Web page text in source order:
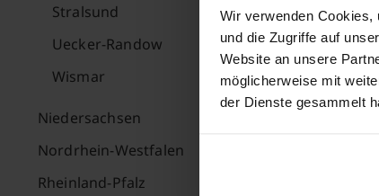
Wir verwenden Cookies,
und die Zugriffe auf
Website an unsere
möglicherweise mit
der Dienste gesammelt
Stralsund
Uecker-Randow
Wismar
Niedersachsen
Nordrhein-Westfalen
Rheinland-Pfalz